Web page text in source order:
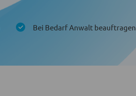
Bei Bedarf Anwalt beauftragen